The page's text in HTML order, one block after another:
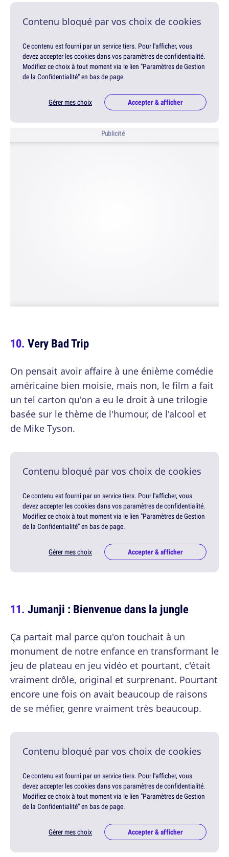
Contenu bloqué par vos choix de cookies
Ce contenu est fourni par un service tiers. Pour l'afficher, vous
devez accepter les cookies dans vos paramètres de confidentialité.
Modifiez ce choix à tout moment via le lien "Paramètres de Gestion
de la Confidentialité" en bas de page.
Gérer mes choix Accepter & afficher
Publicité
Very Bad Trip
On pensait avoir affaire à une énième comédie
américaine bien moisie, mais non, le film a fait
un tel carton qu'on a eu le droit à une trilogie
basée sur le thème de l'humour, de l'alcool et
de Mike Tyson.
Contenu bloqué par vos choix de cookies
Ce contenu est fourni par un service tiers. Pour l'afficher, vous
devez accepter les cookies dans vos paramètres de confidentialité.
Modifiez ce choix à tout moment via le lien "Paramètres de Gestion
de la Confidentialité" en bas de page.
Gérer mes choix Accepter & afficher
Jumanji : Bienvenue dans la jungle
Ça partait mal parce qu'on touchait à un
monument de notre enfance en transformant le
jeu de plateau en jeu vidéo et pourtant, c'était
vraiment drôle, original et surprenant. Pourtant
encore une fois on avait beaucoup de raisons
de se méfier, genre vraiment très beaucoup.
Contenu bloqué par vos choix de cookies
Ce contenu est fourni par un service tiers. Pour l'afficher, vous
devez accepter les cookies dans vos paramètres de confidentialité.
Modifiez ce choix à tout moment via le lien "Paramètres de Gestion
de la Confidentialité" en bas de page.
Gérer mes choix Accepter & afficher